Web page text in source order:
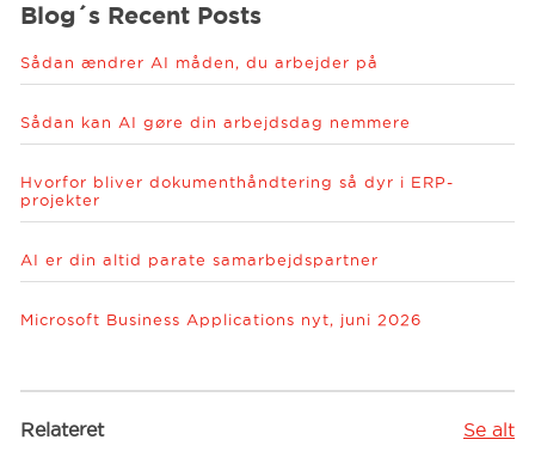
Blog´s Recent Posts
Sådan ændrer AI måden, du arbejder på
Sådan kan AI gøre din arbejdsdag nemmere
Hvorfor bliver dokumenthåndtering så dyr i ERP-
projekter
AI er din altid parate samarbejdspartner
Microsoft Business Applications nyt, juni 2026
Relateret Se alt